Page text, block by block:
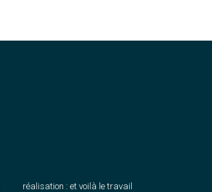
réalisation : et voilà le travail